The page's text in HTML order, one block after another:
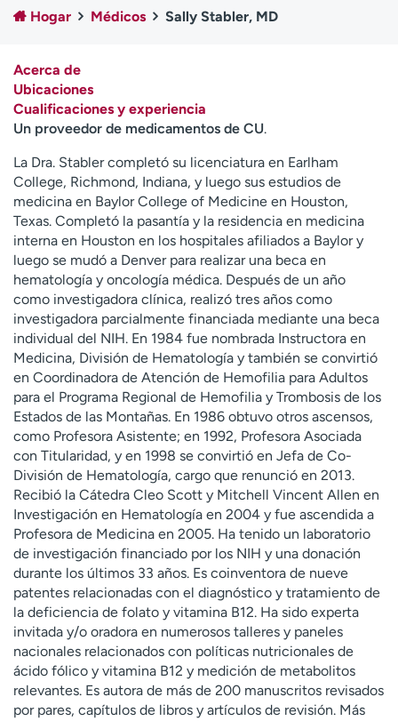
Atención a medios de
comunicación
Contáctenos Noticias e historias
A
y
ú
d
a
m
e
a
e
n
c
o
n
t
r
a
r
Hogar Médicos Sally Stabler, MD
Acerca de
Ubicaciones
Cualificaciones y experiencia
Un proveedor de medicamentos de CU.
La Dra. Stabler completó su licenciatura en Earlham
College, Richmond, Indiana, y luego sus estudios de
medicina en Baylor College of Medicine en Houston,
Texas. Completó la pasantía y la residencia en medicina
interna en Houston en los hospitales afiliados a Baylor y
luego se mudó a Denver para realizar una beca en
hematología y oncología médica. Después de un año
como investigadora clínica, realizó tres años como
investigadora parcialmente financiada mediante una beca
individual del NIH. En 1984 fue nombrada Instructora en
Medicina, División de Hematología y también se convirtió
en Coordinadora de Atención de Hemofilia para Adultos
para el Programa Regional de Hemofilia y Trombosis de los
Estados de las Montañas. En 1986 obtuvo otros ascensos,
como Profesora Asistente; en 1992, Profesora Asociada
con Titularidad, y en 1998 se convirtió en Jefa de Co-
División de Hematología, cargo que renunció en 2013.
Recibió la Cátedra Cleo Scott y Mitchell Vincent Allen en
Investigación en Hematología en 2004 y fue ascendida a
Profesora de Medicina en 2005. Ha tenido un laboratorio
de investigación financiado por los NIH y una donación
durante los últimos 33 años. Es coinventora de nueve
patentes relacionadas con el diagnóstico y tratamiento de
la deficiencia de folato y vitamina B12. Ha sido experta
invitada y/o oradora en numerosos talleres y paneles
nacionales relacionados con políticas nutricionales de
ácido fólico y vitamina B12 y medición de metabolitos
relevantes. Es autora de más de 200 manuscritos revisados
por pares, capítulos de libros y artículos de revisión. Más